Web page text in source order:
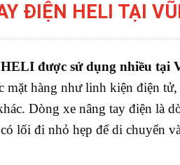
ĐIỆN HELI TẠI
được sử dụng nhiều tại
mặt hàng như linh kiện điện
Dòng xe nâng tay điện là
lối đi nhỏ hẹp để di chuyển